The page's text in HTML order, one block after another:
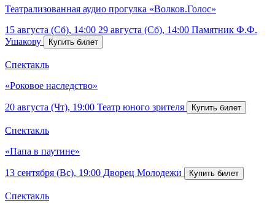
Театрализованная аудио прогулка «Волков.Голос»
15 августа (Сб), 14:00 29 августа (Сб), 14:00 Памятник Ф.Ф.
Ушакову
Спектакль
«Роковое наследство»
20 августа (Чт), 19:00 Театр юного зрителя
Спектакль
«Папа в паутине»
13 сентября (Вс), 19:00 Дворец Молодежи
Спектакль